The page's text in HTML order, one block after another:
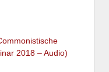
2018 – Audio)